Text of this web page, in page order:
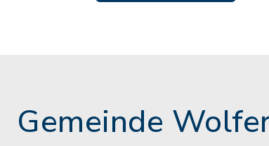
Gemeinde